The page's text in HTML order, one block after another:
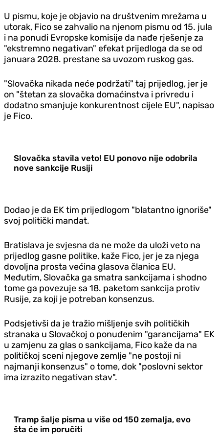
U pismu, koje je objavio na društvenim mrežama u
utorak, Fico se zahvalio na njenom pismu od 15. jula
i na ponudi Evropske komisije da nađe rješenje za
"ekstremno negativan" efekat prijedloga da se od
januara 2028. prestane sa uvozom ruskog gas.
"Slovačka nikada neće podržati" taj prijedlog, jer je
on "štetan za slovačka domaćinstva i privredu i
dodatno smanjuje konkurentnost cijele EU", napisao
je Fico.
Slovačka stavila veto! EU ponovo nije odobrila
nove sankcije Rusiji
Dodao je da EK tim prijedlogom "blatantno ignoriše"
svoj politički mandat.
Bratislava je svjesna da ne može da uloži veto na
prijedlog gasne politike, kaže Fico, jer je za njega
dovoljna prosta većina glasova članica EU.
Međutim, Slovačka ga smatra sankcijama i shodno
tome ga povezuje sa 18. paketom sankcija protiv
Rusije, za koji je potreban konsenzus.
Podsjetivši da je tražio mišljenje svih političkih
stranaka u Slovačkoj o ponuđenim "garancijama" EK
u zamjenu za glas o sankcijama, Fico kaže da na
političkoj sceni njegove zemlje "ne postoji ni
najmanji konsenzus" o tome, dok "poslovni sektor
ima izrazito negativan stav".
Tramp šalje pisma u više od 150 zemalja, evo
šta će im poručiti